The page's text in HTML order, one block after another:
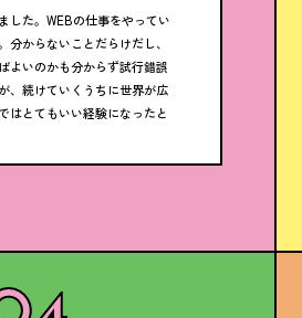
した。WEBの仕事をやってい
分からないことだらけだし、
よいのかも分からず試行錯誤
、続けていくうちに世界が広
はとてもいい経験になったと